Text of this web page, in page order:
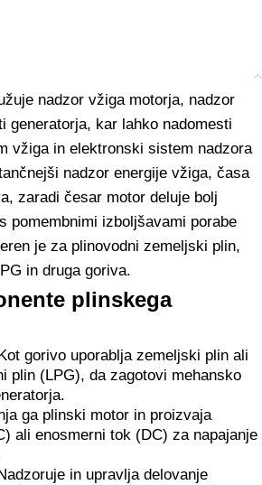
nadzor vžiga motorja, nadzor
generatorja, kar lahko nadomesti
vžiga in elektronski sistem nadzora
nadzor energije vžiga, časa
zaradi česar motor deluje bolj
pomembnimi izboljšavami porabe
je za plinovodni zemeljski plin,
in druga goriva.
plinskega
gorivo uporablja zemeljski plin ali
plin (LPG), da zagotovi mehansko
ga plinski motor in proizvaja
ali enosmerni tok (DC) za napajanje
in upravlja delovanje